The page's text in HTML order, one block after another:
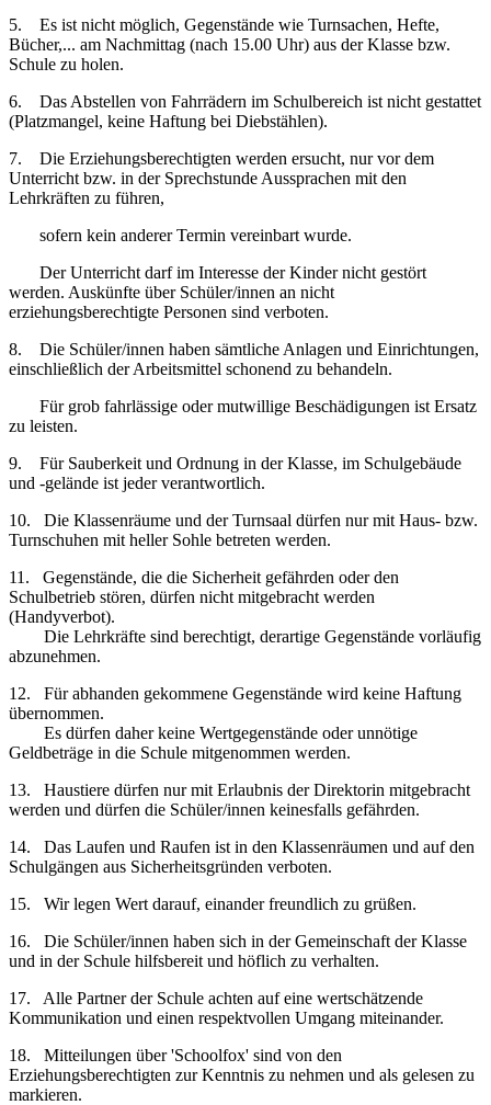
5. Es ist nicht möglich, Gegenstände wie Turnsachen, Hefte,
Bücher,... am Nachmittag (nach 15.00 Uhr) aus der Klasse bzw.
Schule zu holen.
6. Das Abstellen von Fahrrädern im Schulbereich ist nicht gestattet
(Platzmangel, keine Haftung bei Diebstählen).
7. Die Erziehungsberechtigten werden ersucht, nur vor dem
Unterricht bzw. in der Sprechstunde Aussprachen mit den
Lehrkräften zu führen,
sofern kein anderer Termin vereinbart wurde.
Der Unterricht darf im Interesse der Kinder nicht gestört
werden. Auskünfte über Schüler/innen an nicht
erziehungsberechtigte Personen sind verboten.
8. Die Schüler/innen haben sämtliche Anlagen und Einrichtungen,
einschließlich der Arbeitsmittel schonend zu behandeln.
Für grob fahrlässige oder mutwillige Beschädigungen ist Ersatz
zu leisten.
9. Für Sauberkeit und Ordnung in der Klasse, im Schulgebäude
und -gelände ist jeder verantwortlich.
10. Die Klassenräume und der Turnsaal dürfen nur mit Haus- bzw.
Turnschuhen mit heller Sohle betreten werden.
11. Gegenstände, die die Sicherheit gefährden oder den
Schulbetrieb stören, dürfen nicht mitgebracht werden
(Handyverbot).
Die Lehrkräfte sind berechtigt, derartige Gegenstände vorläufig
abzunehmen.
12. Für abhanden gekommene Gegenstände wird keine Haftung
übernommen.
Es dürfen daher keine Wertgegenstände oder unnötige
Geldbeträge in die Schule mitgenommen werden.
13. Haustiere dürfen nur mit Erlaubnis der Direktorin mitgebracht
werden und dürfen die Schüler/innen keinesfalls gefährden.
14. Das Laufen und Raufen ist in den Klassenräumen und auf den
Schulgängen aus Sicherheitsgründen verboten.
15. Wir legen Wert darauf, einander freundlich zu grüßen.
16. Die Schüler/innen haben sich in der Gemeinschaft der Klasse
und in der Schule hilfsbereit und höflich zu verhalten.
17. Alle Partner der Schule achten auf eine wertschätzende
Kommunikation und einen respektvollen Umgang miteinander.
18. Mitteilungen über 'Schoolfox' sind von den
Erziehungsberechtigten zur Kenntnis zu nehmen und als gelesen zu
markieren.